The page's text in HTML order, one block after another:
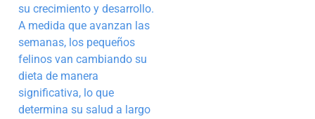
su crecimiento y desarrollo.
A medida que avanzan las
semanas, los pequeños
felinos van cambiando su
dieta de manera
significativa, lo que
determina su salud a largo